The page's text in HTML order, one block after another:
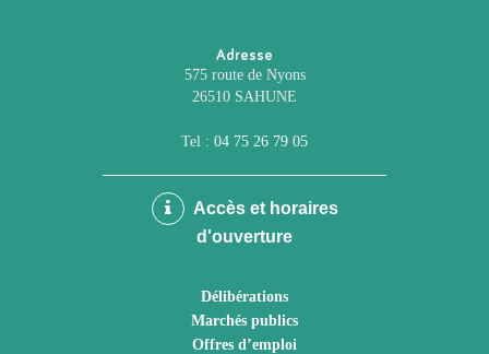
Adresse
575 route de Nyons
26510 SAHUNE
Tel : 04 75 26 79 05
Accès et horaires
d'ouverture
Délibérations
Marchés publics
Offres d’emploi